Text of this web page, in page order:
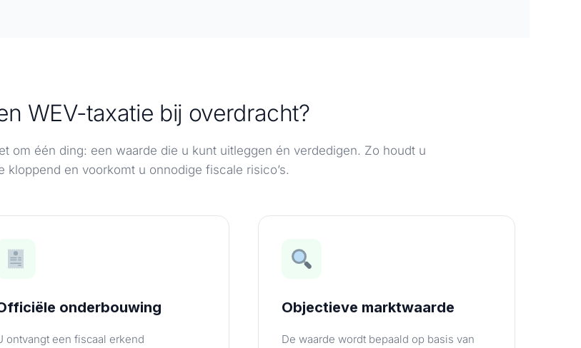
WEV-taxatie bij overdracht?
om één ding: een waarde die u kunt uitleggen én verdedigen. Zo houdt u
kloppend en voorkomt u onnodige fiscale risico’s.
onderbouwing
ontvangt een fiscaal erkend
Objectieve marktwaarde
De waarde wordt bepaald op basis van